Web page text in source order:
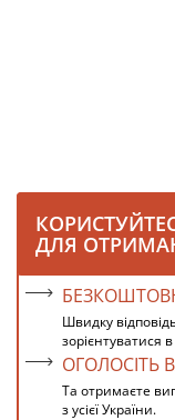
ДЛЯ
Швидку
зорієнтуватися
ОГОЛОСІТЬ
Та отримаєте
з усієї України.